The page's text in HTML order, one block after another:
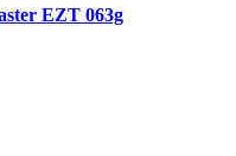
EZT 063g